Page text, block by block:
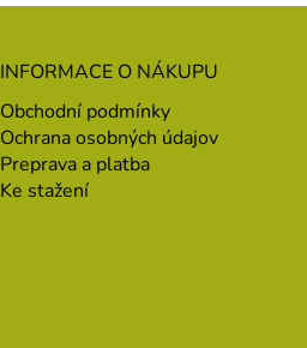
INFORMACE O NÁKUPU
Obchodní podmínky
Ochrana osobných údajov
Preprava a platba
Ke stažení